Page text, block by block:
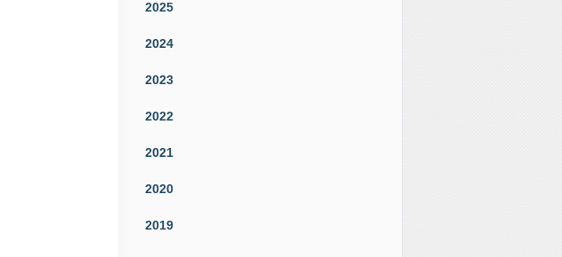
2025
2024
2023
2022
2021
2020
2019